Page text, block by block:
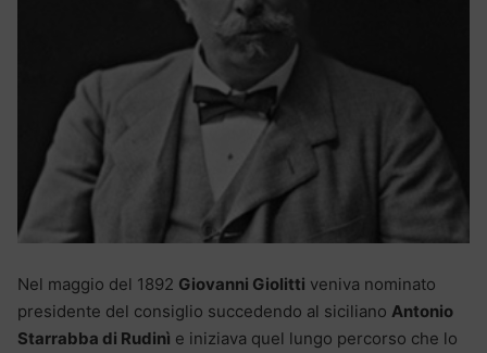
Nel maggio del 1892 Giovanni Giolitti veniva nominato
presidente del consiglio succedendo al siciliano Antonio
Starrabba di Rudinì e iniziava quel lungo percorso che lo